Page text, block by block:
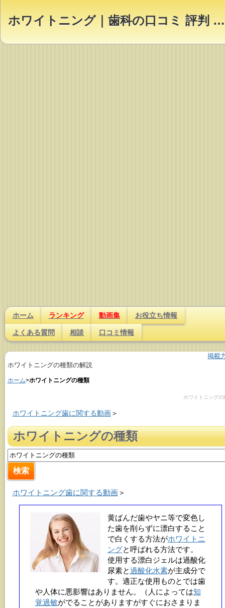
ホワイトニング｜歯科の口コミ 評判 ランキング【Dr.NAVI】
ホーム ランキング 動画集 お役立ち情報
よくある質問 相談 口コミ情報
掲載
ホワイトニングの種類の解説
ホーム>ホワイトニングの種類
ホワイトニングの
ホワイトニング歯に関する動画＞
ホワイトニングの種類
ホワイトニング歯に関する動画＞
黄ばんだ歯やヤニ等で変色し
た歯を削らずに漂白すること
で白くする方法がホワイトニ
ングと呼ばれる方法です。
使用する漂白ジェルは過酸化
尿素と過酸化水素が主成分で
す。適正な使用ものとでは歯
や人体に悪影響はありません。（人によっては知
覚過敏がでることがありますがすぐにおさまりま